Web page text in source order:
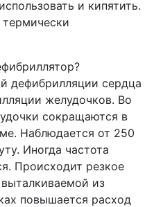
и кипятить.
дефибрилляции сердца
желудочков. Во
сокращаются в
Наблюдается от 250
Иногда частота
Происходит резкое
из
повышается расход